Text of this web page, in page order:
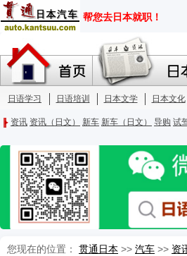
您现在的位置： 贯通日本 >> 汽车 >> 资